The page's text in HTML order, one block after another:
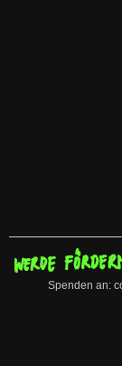
Spenden an: